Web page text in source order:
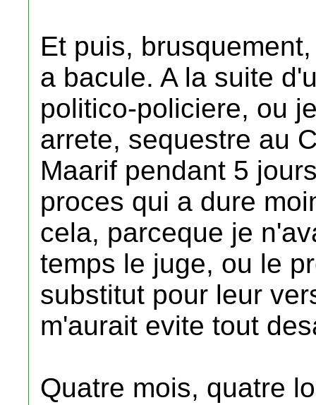
Et puis,
a bacule. A la suite
politico-policiere, ou
arrete, sequestre au
Maarif pendant 5
proces qui a dure
cela, parceque je
temps le juge, ou le
substitut pour leur
m'aurait evite tout
Quatre mois, quatre